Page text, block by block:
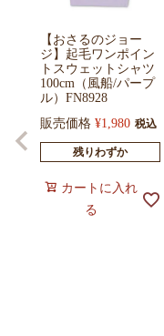
【おさるのジョー
ジ】起毛ワンポイン
トスウェットシャツ
100cm（風船/パープ
ル）FN8928
販売価格 ¥1,980 税込
残りわずか
カートに入れ
る